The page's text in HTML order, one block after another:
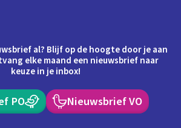
al? Blijf op de hoogte door je aan
elke maand een nieuwsbrief naar
keuze in je inbox!
PO Nieuwsbrief VO